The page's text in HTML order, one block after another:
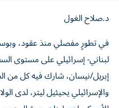
د.صلاح الغول
في تطورٍ مفصلي منذ عقود،
إبريل/نيسان، شارك فيه كل من
والإسرائيلي يحيئيل ليتر، لدى